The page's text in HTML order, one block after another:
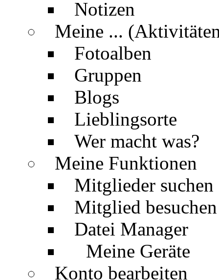
Notizen
Meine ...
Fotoalben
Gruppen
Blogs
Lieblingsorte
Wer macht was?
Meine Funktionen
Mitglieder suchen
Mitglied besuchen
Datei Manager
Meine Geräte
Konto bearbeiten